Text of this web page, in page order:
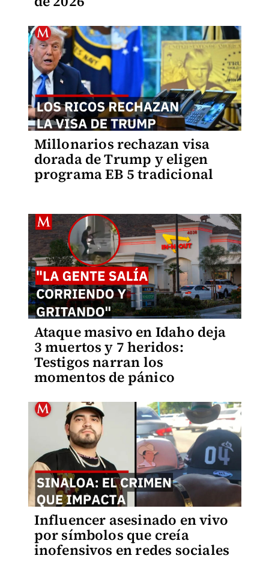
Millonarios rechazan visa
dorada de Trump y eligen
programa EB 5 tradicional
Ataque masivo en Idaho deja
3 muertos y 7 heridos:
Testigos narran los
momentos de pánico
Influencer asesinado en vivo
por símbolos que creía
inofensivos en redes sociales